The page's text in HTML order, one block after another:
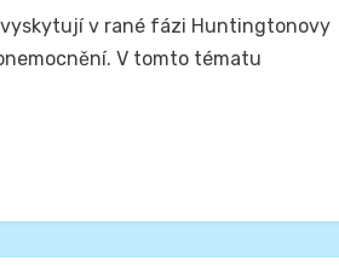
vyskytují v rané fázi Huntingtonovy
V tomto tématu